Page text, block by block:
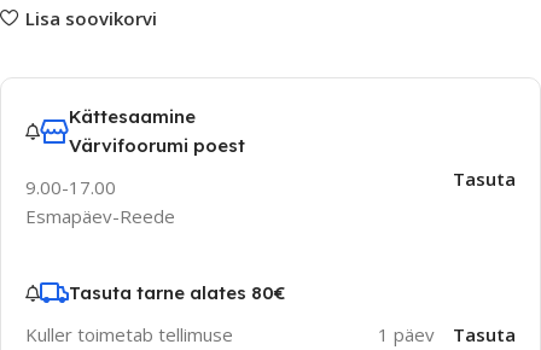
Lisa soovikorvi
Kättesaamine
Värvifoorumi poest
9.00-17.00
Esmapäev-Reede
Tasuta
Tasuta tarne alates 80€
Kuller toimetab tellimuse
1 päev Tasuta